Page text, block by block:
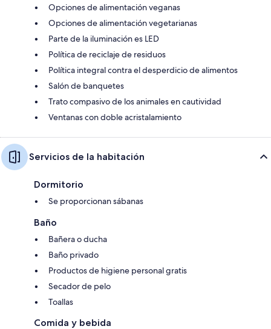
Opciones de alimentación veganas
Opciones de alimentación vegetarianas
Parte de la iluminación es LED
Política de reciclaje de residuos
Política integral contra el desperdicio de alimentos
Salón de banquetes
Trato compasivo de los animales en cautividad
Ventanas con doble acristalamiento
Servicios de la habitación
Dormitorio
Se proporcionan sábanas
Baño
Bañera o ducha
Baño privado
Productos de higiene personal gratis
Secador de pelo
Toallas
Comida y bebida